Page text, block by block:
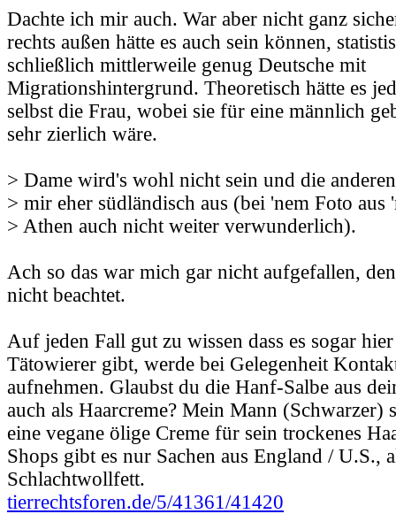
Dachte ich mir auch. War aber nicht ganz
rechts außen hätte es auch sein können,
schließlich mittlerweile genug Deutsche mit
Migrationshintergrund. Theoretisch hätte es
selbst die Frau, wobei sie für eine männlich
sehr zierlich wäre.
> Dame wird's wohl nicht sein und die
> mir eher südländisch aus (bei 'nem Foto aus
> Athen auch nicht weiter verwunderlich).
Ach so das war mich gar nicht aufgefallen,
nicht beachtet.
Auf jeden Fall gut zu wissen dass es sogar
Tätowierer gibt, werde bei Gelegenheit
aufnehmen. Glaubst du die Hanf-Salbe aus
auch als Haarcreme? Mein Mann (Schwarzer)
eine vegane ölige Creme für sein trockenes
Shops gibt es nur Sachen aus England / U.S.,
Schlachtwollfett.
tierrechtsforen.de/5/41361/41420